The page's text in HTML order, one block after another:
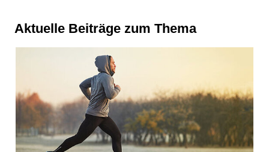
Aktuelle Beiträge zum Thema